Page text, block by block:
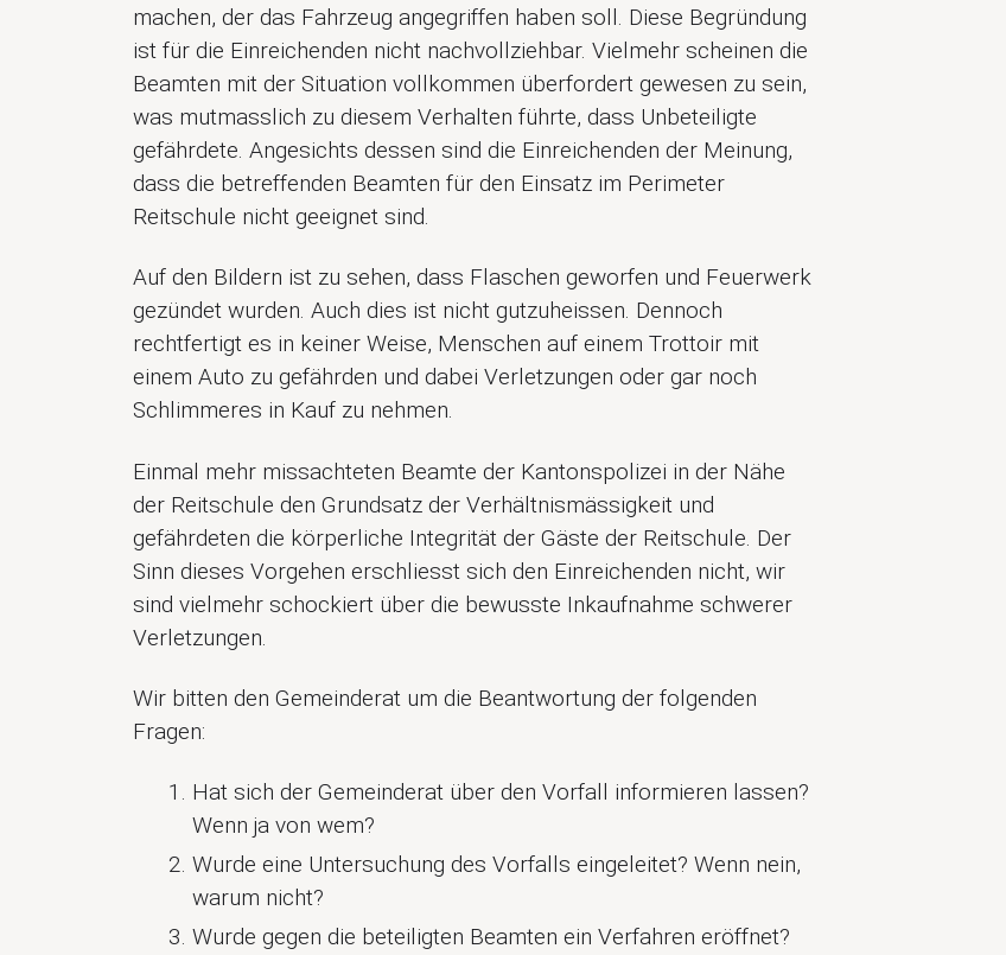
machen, der das Fahrzeug angegriffen haben soll. Diese Begründung
ist für die Einreichenden nicht nachvollziehbar. Vielmehr scheinen die
Beamten mit der Situation vollkommen überfordert gewesen zu sein,
was mutmasslich zu diesem Verhalten führte, dass Unbeteiligte
gefährdete. Angesichts dessen sind die Einreichenden der Meinung,
dass die betreffenden Beamten für den Einsatz im Perimeter
Reitschule nicht geeignet sind.
Auf den Bildern ist zu sehen, dass Flaschen geworfen und Feuerwerk
gezündet wurden. Auch dies ist nicht gutzuheissen. Dennoch
rechtfertigt es in keiner Weise, Menschen auf einem Trottoir mit
einem Auto zu gefährden und dabei Verletzungen oder gar noch
Schlimmeres in Kauf zu nehmen.
Einmal mehr missachteten Beamte der Kantonspolizei in der Nähe
der Reitschule den Grundsatz der Verhältnismässigkeit und
gefährdeten die körperliche Integrität der Gäste der Reitschule. Der
Sinn dieses Vorgehen erschliesst sich den Einreichenden nicht, wir
sind vielmehr schockiert über die bewusste Inkaufnahme schwerer
Verletzungen.
Wir bitten den Gemeinderat um die Beantwortung der folgenden
Fragen:
Hat sich der Gemeinderat über den Vorfall informieren lassen?
Wenn ja von wem?
Wurde eine Untersuchung des Vorfalls eingeleitet? Wenn nein,
warum nicht?
Wurde gegen die beteiligten Beamten ein Verfahren eröffnet?